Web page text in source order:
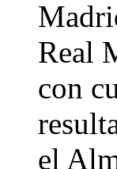
Real
con
el